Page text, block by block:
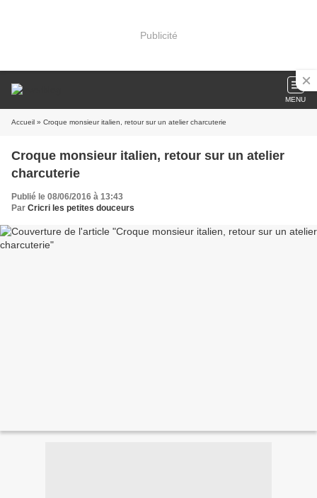
Publicité
MENU
Accueil » Croque monsieur italien, retour sur un atelier charcuterie
Croque monsieur italien, retour sur un atelier
charcuterie
Publié le 08/06/2016 à 13:43
Par Cricri les petites douceurs